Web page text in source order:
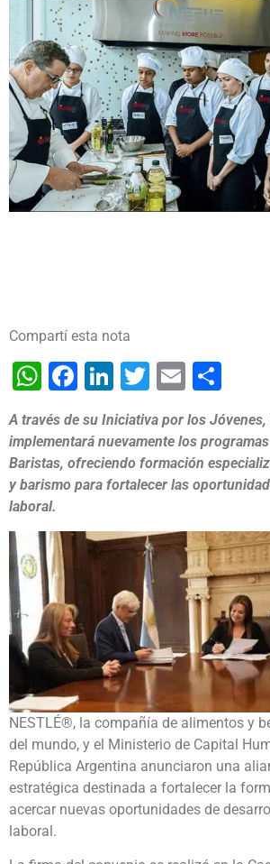
Compartí esta nota
WhatsApp
Facebook
LinkedIn
TwitterEmail
A través de su Iniciativa por los Jóvenes,
implementará nuevamente los
Baristas, ofreciendo formación
y barismo para fortalecer las
laboral.
NESTLÉ®, la compañía de alimentos y
del mundo, y el Ministerio de Capital
República Argentina anunciaron una
estratégica destinada a fortalecer la
acercar nuevas oportunidades de
laboral.